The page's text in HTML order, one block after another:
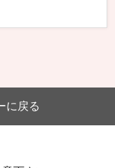
に戻る